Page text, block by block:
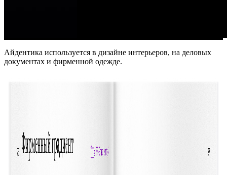
Айдентика используется в дизайне интерьеров, на деловых
документах и фирменной одежде.